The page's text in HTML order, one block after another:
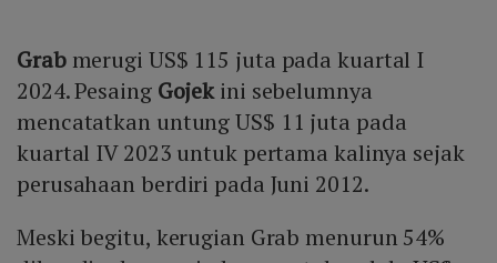
Grabmerugi US$ 115 juta pada kuartal I
2024. Pesaing Gojekini sebelumnya
mencatatkan untung US$ 11 juta pada
kuartal IV 2023 untuk pertama kalinya sejak
perusahaan berdiri pada Juni 2012.
Meski begitu, kerugian Grab menurun 54%